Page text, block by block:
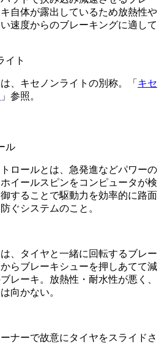
自体が露出しているため放熱性や
速度からのブレーキングに適して
イト
、キセノンライトの別称。「 キセ
」参照。
ル
ロールとは、急発進などパワーの
イールスピンをコンピュータが検
することで駆動力を効率的に路面
ぐシステムのこと。
、タイヤと一緒に回転するブレー
らブレーキシューを押しあてて減
レーキ。放熱性・耐水性が悪く、
向かない。
ナーで故意にタイヤをスライドさ